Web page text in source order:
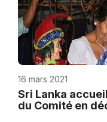
16 mars 2021
Sri Lanka
du Comité en